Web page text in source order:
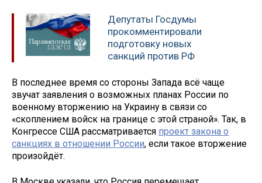
Депутаты Госдумы
прокомментировали
подготовку новых
санкций против РФ
В последнее время со стороны Запада всё чаще
звучат заявления о возможных планах России по
военному вторжению на Украину в связи со
«скоплением войск на границе с этой страной». Так, в
Конгрессе США рассматривается проект закона о
санкциях в отношении России, если такое вторжение
произойдёт.